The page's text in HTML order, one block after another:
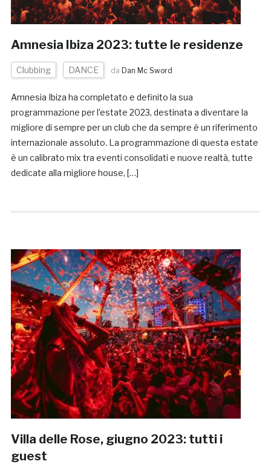
Amnesia Ibiza 2023: tutte le residenze
Clubbing DANCE da Dan Mc Sword
Amnesia Ibiza ha completato e definito la sua
programmazione per l’estate 2023, destinata a diventare la
migliore di sempre per un club che da sempre è un riferimento
internazionale assoluto. La programmazione di questa estate
è un calibrato mix tra eventi consolidati e nuove realtà, tutte
dedicate alla migliore house, […]
Villa delle Rose, giugno 2023: tutti i
guest